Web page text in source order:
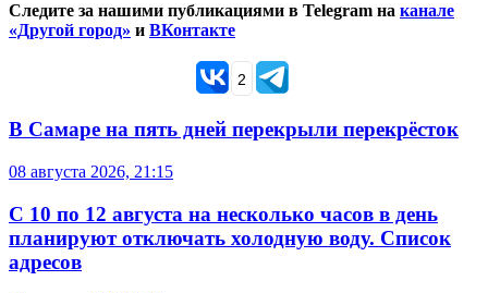
Следите за нашими публикациями в Telegram на канале
«Другой город» и ВКонтакте
2
В Самаре на пять дней перекрыли перекрёсток
08 августа 2026, 21:15
С 10 по 12 августа на несколько часов в день
планируют отключать холодную воду. Список
адресов